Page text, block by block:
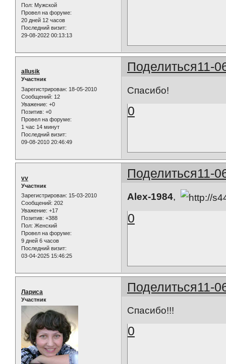
Пол: Мужской
Провел на форуме:
20 дней 12 часов
Последний визит:
29-08-2022 00:13:13
Поделиться11-
allusik
Участник
Зарегистрирован: 18-05-2010
Сообщений: 12
Уважение: +0
Позитив: +0
Провел на форуме:
1 час 14 минут
Последний визит:
09-08-2010 20:46:49
Спасибо!
0
Поделиться11-
vv
Участник
Зарегистрирован: 15-03-2010
Сообщений: 202
Уважение: +17
Позитив: +388
Пол: Женский
Провел на форуме:
9 дней 6 часов
Последний визит:
03-04-2025 15:46:25
Alex-1984,
0
Поделиться11-
Лариса
Участник
Спасибо!!!
0